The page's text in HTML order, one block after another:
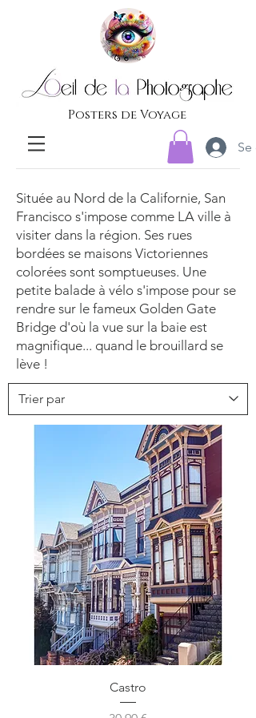
Posters de Voyage
Se
Située au Nord de la Californie, San
Francisco s'impose comme LA ville à
visiter dans la région. Ses rues
bordées se maisons Victoriennes
colorées sont somptueuses. Une
petite balade à vélo s'impose pour se
rendre sur le fameux Golden Gate
Bridge d'où la vue sur la baie est
magnifique... quand le brouillard se
lève !
Castro